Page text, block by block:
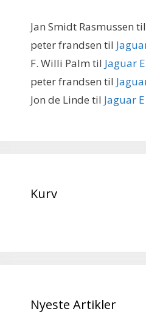
Jan Smidt Rasmussen til
peter frandsen til
F. Willi Palm til Jaguar
peter frandsen til
Jon de Linde til Jaguar
Kurv
Nyeste Artikler